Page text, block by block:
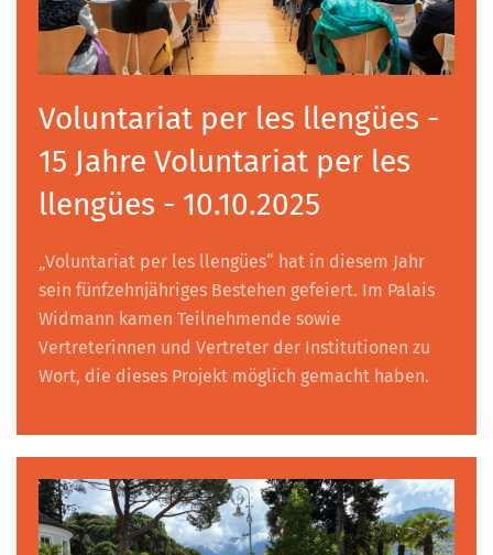
Voluntariat per les llengües -
15 Jahre Voluntariat per les
llengües - 10.10.2025
„Voluntariat per les llengües“ hat in diesem Jahr
sein fünfzehnjähriges Bestehen gefeiert. Im Palais
Widmann kamen Teilnehmende sowie
Vertreterinnen und Vertreter der Institutionen zu
Wort, die dieses Projekt möglich gemacht haben.